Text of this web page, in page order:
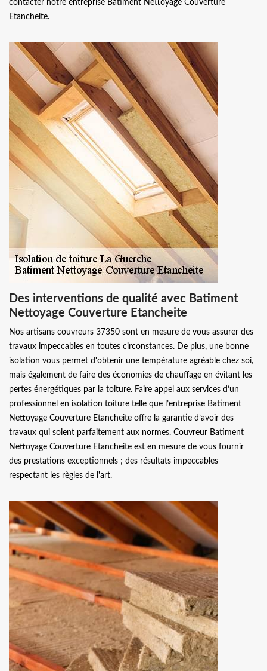
contacter notre entreprise Batiment Nettoyage Couverture
Etancheite.
Des interventions de qualité avec Batiment
Nettoyage Couverture Etancheite
Nos artisans couvreurs 37350 sont en mesure de vous assurer des
travaux impeccables en toutes circonstances. De plus, une bonne
isolation vous permet d'obtenir une température agréable chez soi,
mais également de faire des économies de chauffage en évitant les
pertes énergétiques par la toiture. Faire appel aux services d’un
professionnel en isolation toiture telle que l’entreprise Batiment
Nettoyage Couverture Etancheite offre la garantie d’avoir des
travaux qui soient parfaitement aux normes. Couvreur Batiment
Nettoyage Couverture Etancheite est en mesure de vous fournir
des prestations exceptionnels ; des résultats impeccables
respectant les règles de l'art.